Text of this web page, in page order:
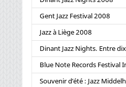
Gent Jazz Festival 2008
Jazz à Liège 2008
Dinant Jazz Nights. Entre
Blue Note Records Festival
Souvenir d’été : Jazz